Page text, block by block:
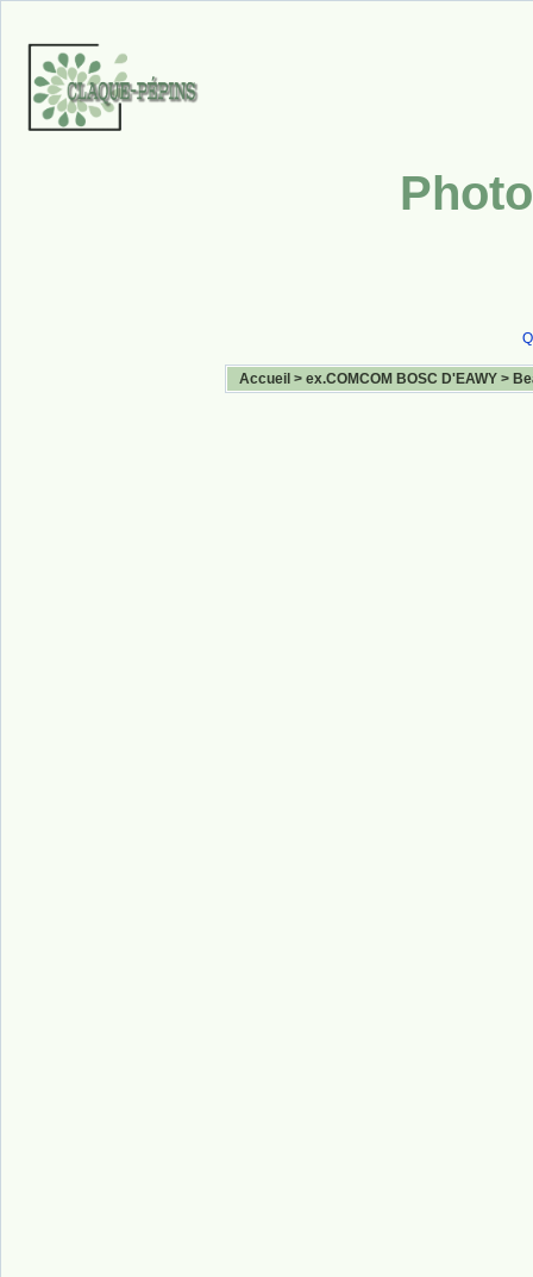
Accueil > ex.COMCOM BOSC D'EAWY >